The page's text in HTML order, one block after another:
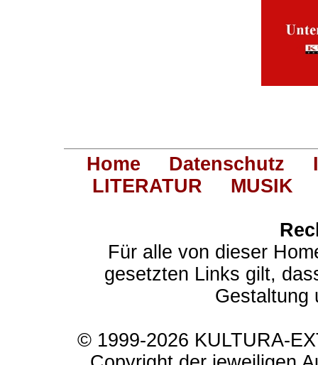
Home Datenschutz
LITERATUR
MUSIK
Für alle von dieser
gesetzten Links gilt,
Gestaltung
© 1999-2026 KULTURA-